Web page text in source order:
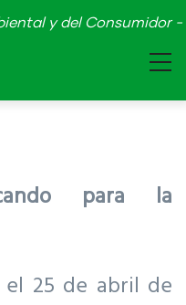
y del Consumidor
para la
el 25 de abril de